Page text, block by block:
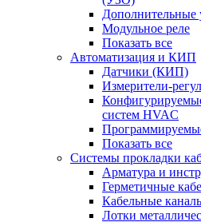
Дополнительные
Модульное реле
Показать все
Автоматизация и КИП
Датчики (КИП)
Измерители-
систем HVAC
Показать все
Системы прокладки
Арматура и
Герметичные
Кабельные
Лотки